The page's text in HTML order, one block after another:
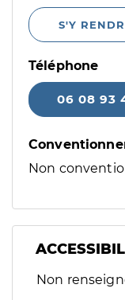
S'Y
Téléphone
06 08 93
Non
Filtres
Sélectionnez
Non